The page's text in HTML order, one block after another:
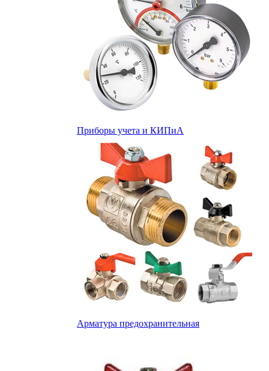
Приборы учета и КИПиА
Арматура предохранительная